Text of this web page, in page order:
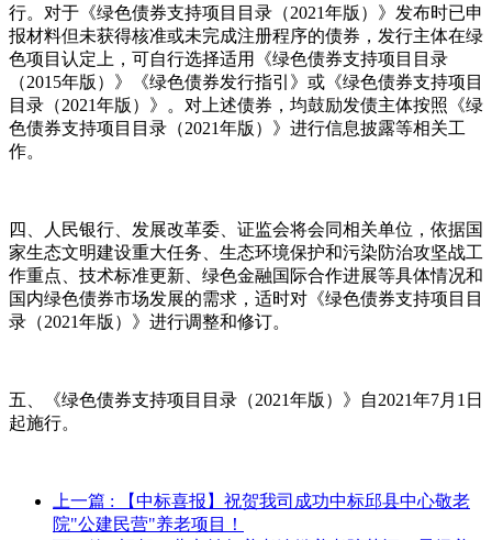
行。对于《绿色债券支持项目目录（2021年版）》发布时已申
报材料但未获得核准或未完成注册程序的债券，发行主体在绿
色项目认定上，可自行选择适用《绿色债券支持项目目录
（2015年版）》《绿色债券发行指引》或《绿色债券支持项目
目录（2021年版）》。对上述债券，均鼓励发债主体按照《绿
色债券支持项目目录（2021年版）》进行信息披露等相关工
作。
四、人民银行、发展改革委、证监会将会同相关单位，依据国
家生态文明建设重大任务、生态环境保护和污染防治攻坚战工
作重点、技术标准更新、绿色金融国际合作进展等具体情况和
国内绿色债券市场发展的需求，适时对《绿色债券支持项目目
录（2021年版）》进行调整和修订。
五、《绿色债券支持项目目录（2021年版）》自2021年7月1日
起施行。
上一篇 : 【中标喜报】祝贺我司成功中标邱县中心敬老
院"公建民营"养老项目！